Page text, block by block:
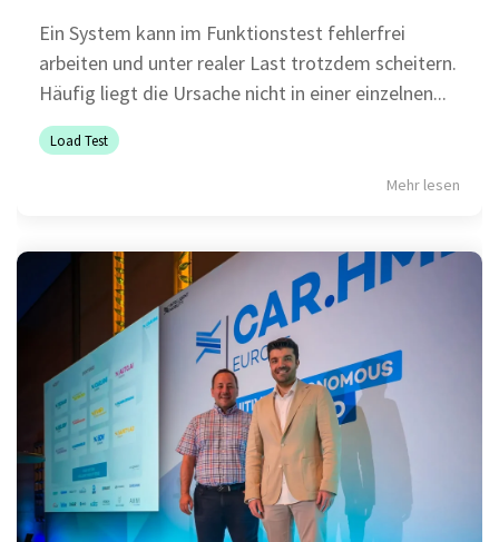
Security Essentials
Xray - Testmanagement für Jira
Xray Essentials
Xray für Power User
Xray für Administratoren
TestSolutions Originals
Ein System kann im Funktionstest fehlerfrei
arbeiten und unter realer Last trotzdem scheitern.
Häufig liegt die Ursache nicht in einer einzelnen...
Load Test
Mehr lesen